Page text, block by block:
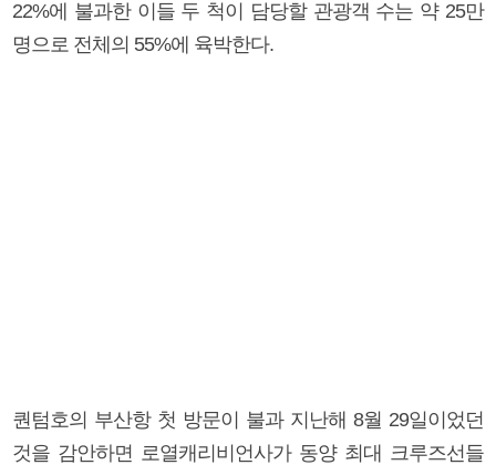
22%에 불과한 이들 두 척이 담당할 관광객 수는 약 25만
명으로 전체의 55%에 육박한다.
퀀텀호의 부산항 첫 방문이 불과 지난해 8월 29일이었던
것을 감안하면 로열캐리비언사가 동양 최대 크루즈선들